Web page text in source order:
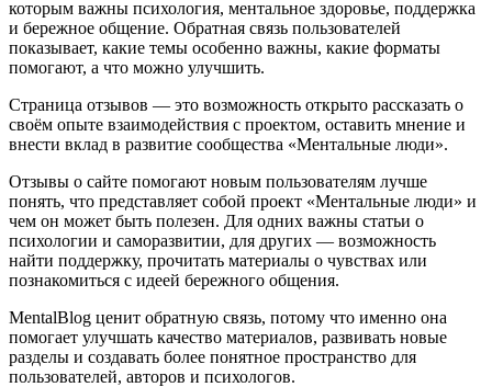
которым важны психология, ментальное здоровье, поддержка
и бережное общение. Обратная связь пользователей
показывает, какие темы особенно важны, какие форматы
помогают, а что можно улучшить.
Страница отзывов — это возможность открыто рассказать о
своём опыте взаимодействия с проектом, оставить мнение и
внести вклад в развитие сообщества «Ментальные люди».
Отзывы о сайте помогают новым пользователям лучше
понять, что представляет собой проект «Ментальные люди» и
чем он может быть полезен. Для одних важны статьи о
психологии и саморазвитии, для других — возможность
найти поддержку, прочитать материалы о чувствах или
познакомиться с идеей бережного общения.
MentalBlog ценит обратную связь, потому что именно она
помогает улучшать качество материалов, развивать новые
разделы и создавать более понятное пространство для
пользователей, авторов и психологов.